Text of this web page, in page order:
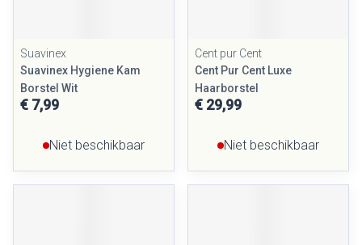
Suavinex
Suavinex Hygiene Kam
Borstel Wit
€ 7,99
Niet beschikbaar
Cent pur Cent
Cent Pur Cent Luxe
Haarborstel
€ 29,99
Niet beschikbaar